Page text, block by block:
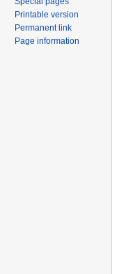
Printable version
Permanent link
Page information